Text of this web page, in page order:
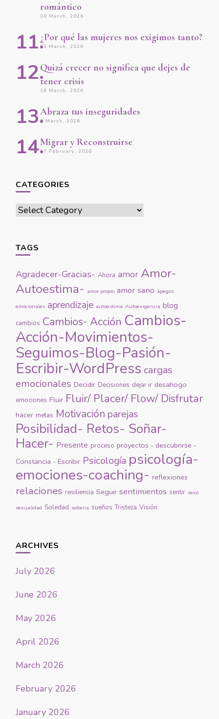
romántico
30 March, 2026
¿Por qué las mujeres nos exigimos tanto?
23 March, 2026
Quizá crecer no significa que dejes de
tener crisis
16 March, 2026
Abraza tus inseguridades
9 March, 2026
Migrar y Reconstruirse
17 February, 2026
CATEGORIES
Categories
TAGS
Agradecer-Gracias- Ahora amor Amor-
Autoestima- amor propio amor sano apegos
emocionales aprendizaje autoestima Autoexigencia blog
cambios Cambios- Acción Cambios-
Acción-Movimientos-
Seguimos-Blog-Pasión-
Escribir-WordPress cargas
emocionales Decidir Decisiones dejar ir desahogo
emociones Fluir Fluir/ Placer/ Flow/ Disfrutar
hacer metas Motivación parejas
Posibilidad- Retos- Soñar-
Hacer- Presente proceso proyectos - descubrirse -
Constancia - Escribir Psicología psicología-
emociones-coaching- reflexiones
relaciones resiliencia Seguir sentimientos sentir sexo
sexualidad Soledad solteria sueños Tristeza Visión
ARCHIVES
July 2026
June 2026
May 2026
April 2026
March 2026
February 2026
January 2026